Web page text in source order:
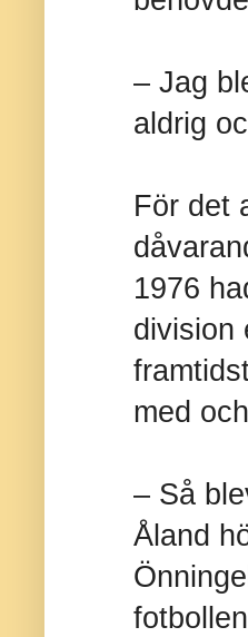
– Jag
aldrig
För det
1976
division
med
– Så
Åland